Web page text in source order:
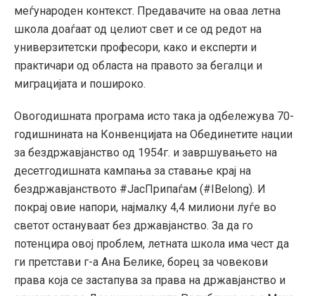
меѓународен контекст. Предавачите на оваа летна
школа доаѓаат од целиот свет и се од редот на
универзитетски професори, како и експерти и
практичари од областа на правото за бегалци и
миграцијата и пошироко.
Овогодишната програма исто така ја одбележува 70-
годишнината на Конвенцијата на Обединетите нации
за бездржавјанство од 1954г. и завршувањето на
десетгодишната кампања за ставање крај на
бездржавјанството #ЈасПрипаѓам (#IBelong). И
покрај овие напори, најмалку 4,4 милиони луѓе во
светот остануваат без државјанство. За да го
потенцира овој проблем, летната школа има чест да
ги претстави г-а Ана Белике, борец за човекови
права која се застапува за права на државјанство и